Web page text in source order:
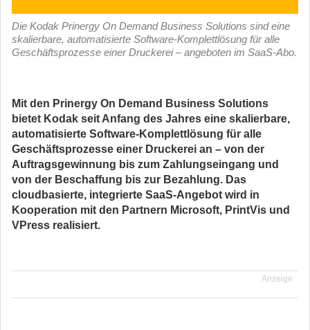
Die Kodak Prinergy On Demand Business Solutions sind eine
skalierbare, automatisierte Software-Komplettlösung für alle
Geschäftsprozesse einer Druckerei – angeboten im SaaS-Abo.
Mit den Prinergy On Demand Business Solutions
bietet Kodak seit Anfang des Jahres eine skalierbare,
automatisierte Software-Komplettlösung für alle
Geschäftsprozesse einer Druckerei an – von der
Auftragsgewinnung bis zum Zahlungseingang und
von der Beschaffung bis zur Bezahlung. Das
cloudbasierte, integrierte SaaS-Angebot wird in
Kooperation mit den Partnern Microsoft, PrintVis und
VPress realisiert.
Anzeige